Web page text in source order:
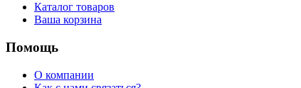
Каталог товаров
Ваша корзина
Помощь
О компании